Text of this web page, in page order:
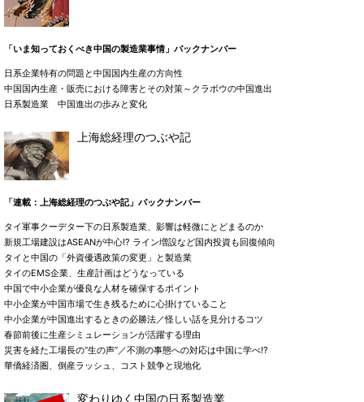
「いま知っておくべき中国の製造業事情」バックナンバー
日系企業特有の問題と中国国内生産の方向性
中国国内生産・販売における障害とその対策～クラボウの中国進出
日系製造業 中国進出の歩みと変化
上海総経理のつぶや記
「連載：上海総経理のつぶや記」バックナンバー
タイ軍事クーデター下の日系製造業、影響は軽微にとどまるのか
新規工場建設はASEANが中心!? ライン増設など国内投資も回復傾向
タイと中国の「外資優遇政策の変更」と製造業
タイのEMS企業、生産計画はどうなっている
中国で中小企業が優良な人材を確保するポイント
中小企業が中国市場で生き残るために心掛けていること
中小企業が中国進出するときの必勝法／怪しい話を見分けるコツ
春節前後に生産シミュレーションが活躍する理由
災害を経た工場長の“生の声”／不測の事態への対応は中国に学べ!?
華僑経済圏、倒産ラッシュ、コスト競争と現地化
変わりゆく中国の日系製造業